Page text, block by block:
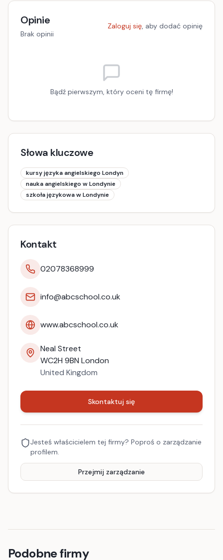
Opinie
Brak opinii
Zaloguj się, aby dodać opinię
Bądź pierwszym, który oceni tę firmę!
Słowa kluczowe
kursy języka angielskiego Londyn
nauka angielskiego w Londynie
szkoła językowa w Londynie
Kontakt
02078368999
info@abcschool.co.uk
www.abcschool.co.uk
Neal Street
WC2H 9BN London
United Kingdom
Skontaktuj się
Jesteś właścicielem tej firmy? Poproś o zarządzanie
profilem.
Przejmij zarządzanie
Podobne firmy